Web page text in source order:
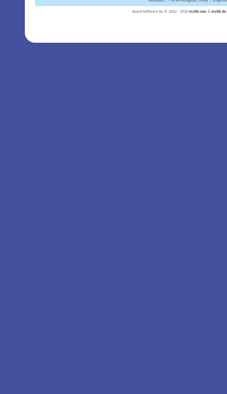
Board-Software by © 2002 - 2026 mybb.com & mybb.de